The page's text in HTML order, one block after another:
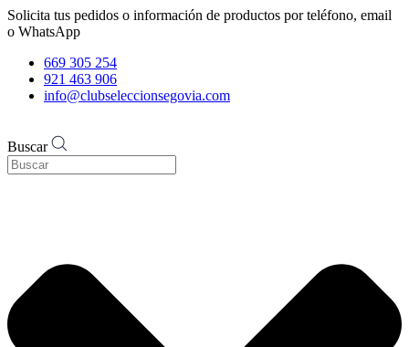
Solicita tus pedidos o información de productos por teléfono, email
o WhatsApp
669 305 254
921 463 906
info@clubseleccionsegovia.com
Buscar